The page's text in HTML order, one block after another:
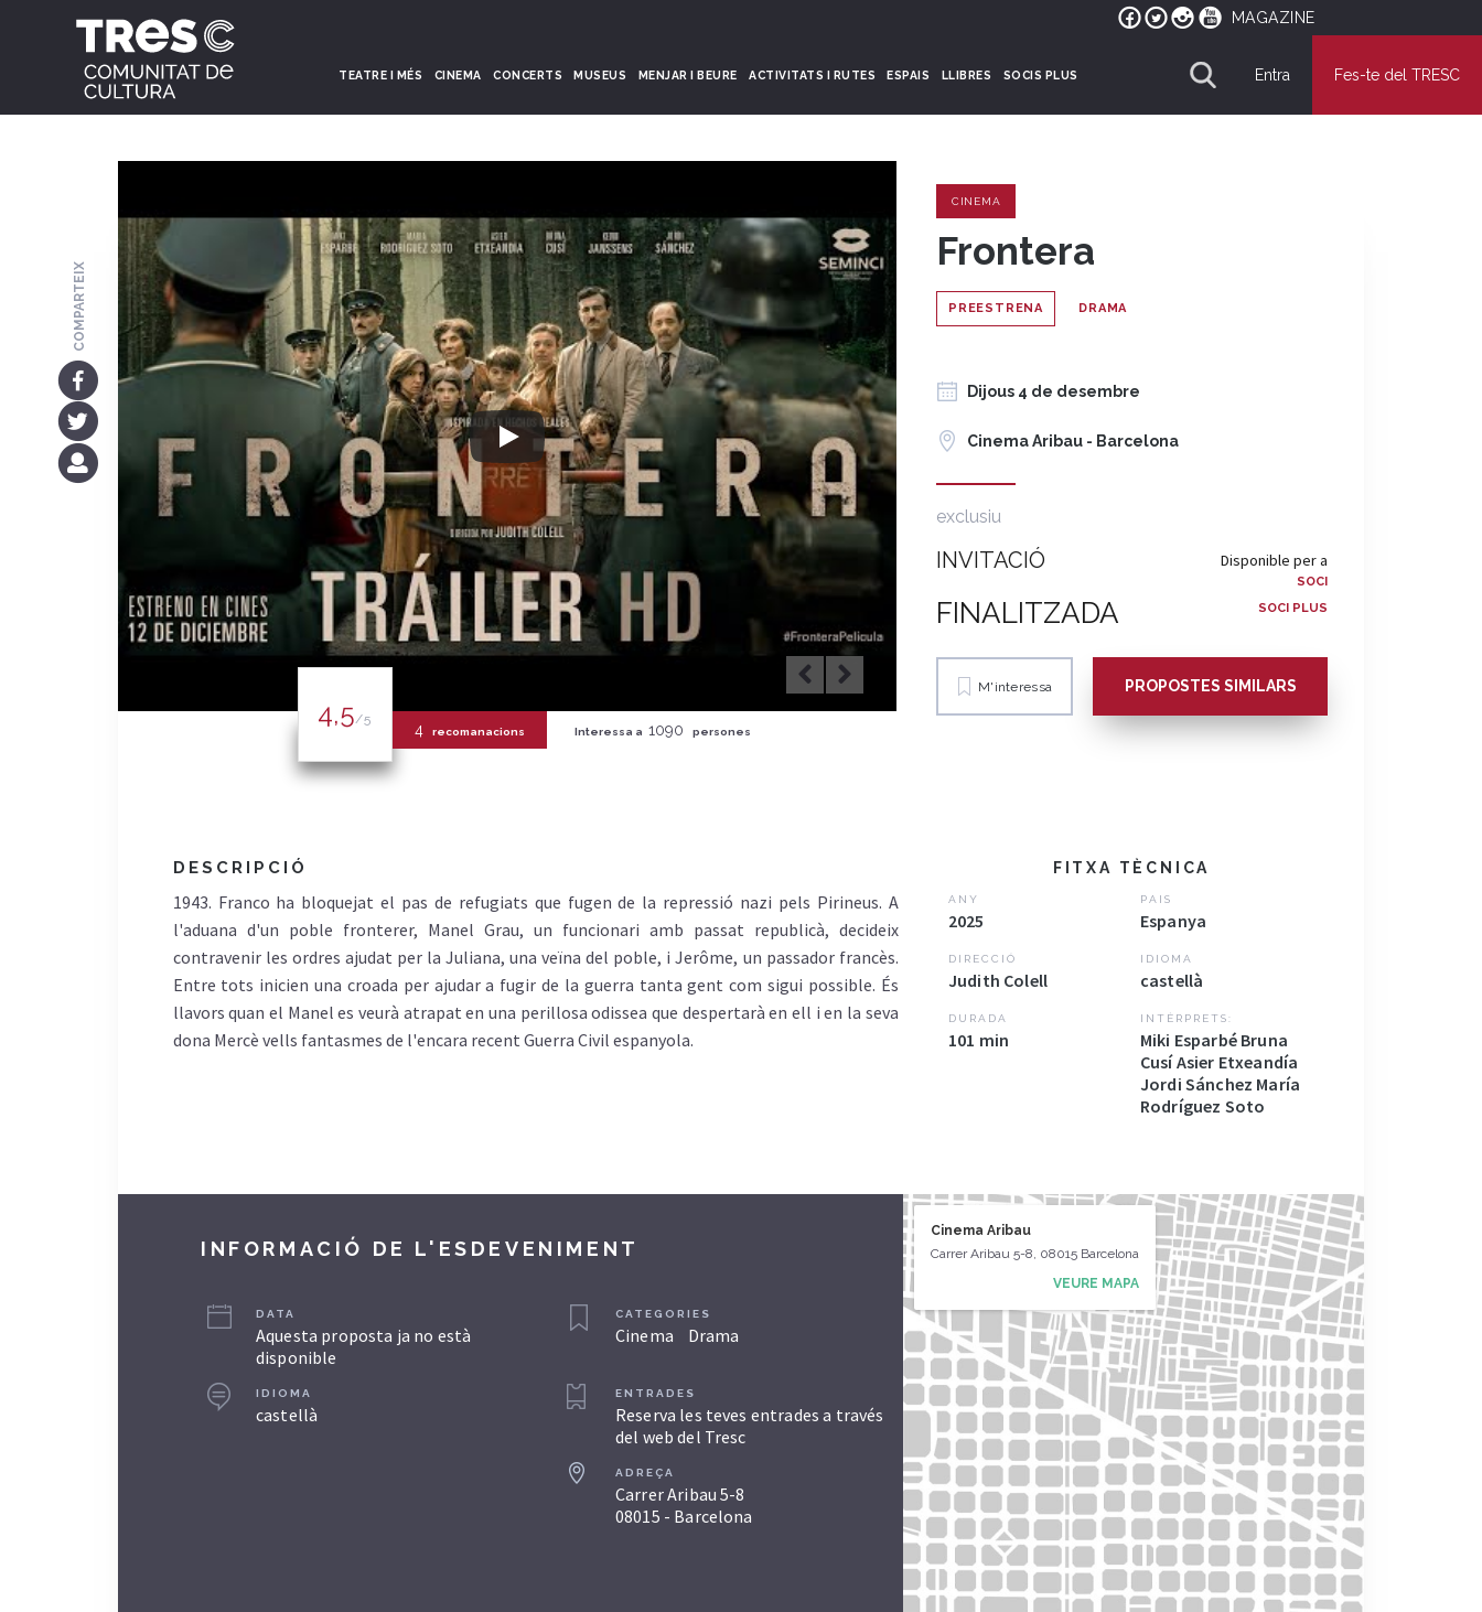
MAGAZINE
TEATRE I MÉS CINEMA CONCERTS MUSEUS MENJAR I BEURE ACTIVITATS I RUTES ESPAIS LLIBRES SOCIS PLUS Entra Fes-te del TRESC
4,5/5
4 recomanacions Interessa a 1090 persones
CINEMA
Frontera
PREESTRENA DRAMA
Dijous 4 de desembre
Cinema Aribau - Barcelona
exclusiu
INVITACIÓ
FINALITZADA
Disponible per a
SOCI
SOCI PLUS
M'interessa PROPOSTES SIMILARS
DESCRIPCIÓ
1943. Franco ha bloquejat el pas de refugiats que fugen de la repressió nazi pels Pirineus. A
l'aduana d'un poble fronterer, Manel Grau, un funcionari amb passat republicà, decideix
contravenir les ordres ajudat per la Juliana, una veïna del poble, i Jerôme, un passador francès.
Entre tots inicien una croada per ajudar a fugir de la guerra tanta gent com sigui possible. És
llavors quan el Manel es veurà atrapat en una perillosa odissea que despertarà en ell i en la seva
dona Mercè vells fantasmes de l'encara recent Guerra Civil espanyola.
FITXA TÈCNICA
ANY
2025
DIRECCIÓ
Judith Colell
DURADA
101 min
PAIS
Espanya
IDIOMA
castellà
INTÈRPRETS:
Miki Esparbé Bruna
Cusí Asier Etxeandía
Jordi Sánchez María
Rodríguez Soto
INFORMACIÓ DE L'ESDEVENIMENT
DATA
Aquesta proposta ja no està
disponible
IDIOMA
castellà
CATEGORIES
Cinema Drama
ENTRADES
Reserva les teves entrades a través
del web del Tresc
ADREÇA
Carrer Aribau 5-8
08015 - Barcelona
Cinema Aribau
Carrer Aribau 5-8, 08015 Barcelona
VEURE MAPA
COMPARTEIX